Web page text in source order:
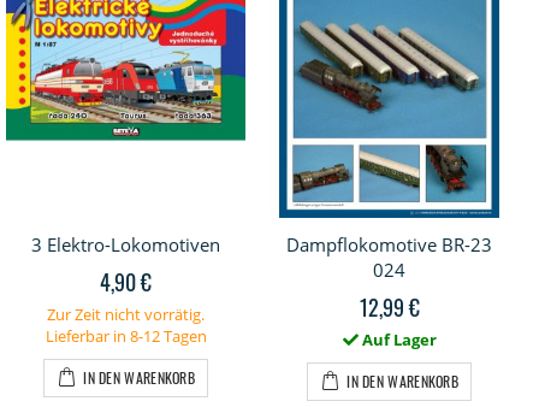
3 Elektro-Lokomotiven
4,90 €
Zur Zeit nicht vorrätig.
Lieferbar in 8-12 Tagen
IN DEN WARENKORB
Dampflokomotive BR-23
024
12,99 €
Auf Lager
IN DEN WARENKORB